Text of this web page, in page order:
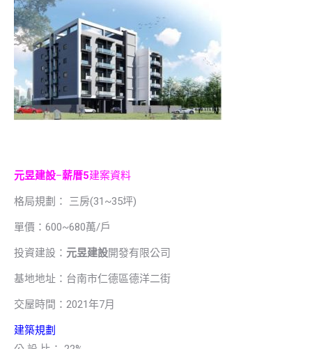
元昱建設–薪厝5建案資料
格局規劃： 三房(31~35坪)
單價：600~680萬/戶
投資建設： 元昱建設開發有限公司
基地地址：台南市仁德區德洋二街
交屋時間：2021年7月
建築規劃